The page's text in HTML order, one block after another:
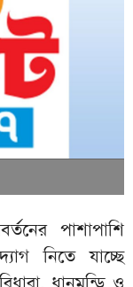
পাশাপাশি
নিতে যাচ্ছে